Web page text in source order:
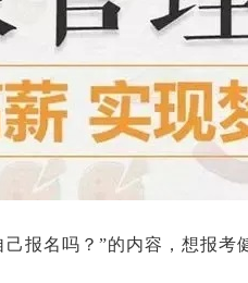
报名吗？”的内容，想报考